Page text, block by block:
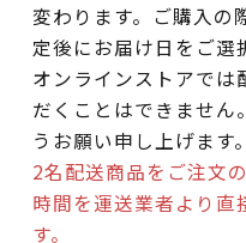
変わります。ご購入の
定後にお届け日をご選
オンラインストアでは
だくことはできません
うお願い申し上げます。
2名配送商品をご注文
時間を運送業者より直
す。